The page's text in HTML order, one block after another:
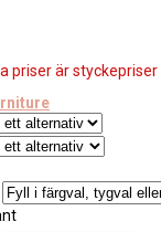
priser är